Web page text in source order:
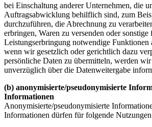
bei Einschaltung anderer Unternehmen, die
Auftragsabwicklung behilflich sind, zum
durchzuführen, die Abrechnung zu
erbringen, Waren zu versenden oder sonstige
Leistungserbringung notwendige Funktionen
wenn wir gesetzlich oder gerichtlich dazu
persönliche Daten zu übermitteln, werden
unverzüglich über die Datenweitergabe
(b) anonymisierte/pseudonymisierte
Informationen
Anonymisierte/pseudonymisierte
Informationen dürfen für folgende